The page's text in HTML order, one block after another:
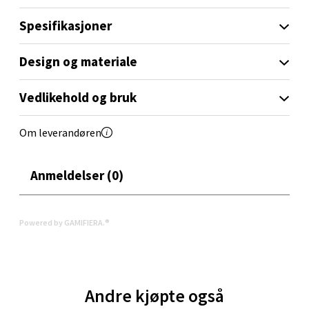
Spesifikasjoner
Design og materiale
Vedlikehold og bruk
Om leverandøren
Anmeldelser (0)
Powered by GAMIFIERA.®
Andre kjøpte også
Orkanger - Thon Senter Orkanger
Thon Senter Orkanger, Orkdalsveien 113, 7300
Åpent i dag 09-20
Sandvika - Thon Senter Sandvika